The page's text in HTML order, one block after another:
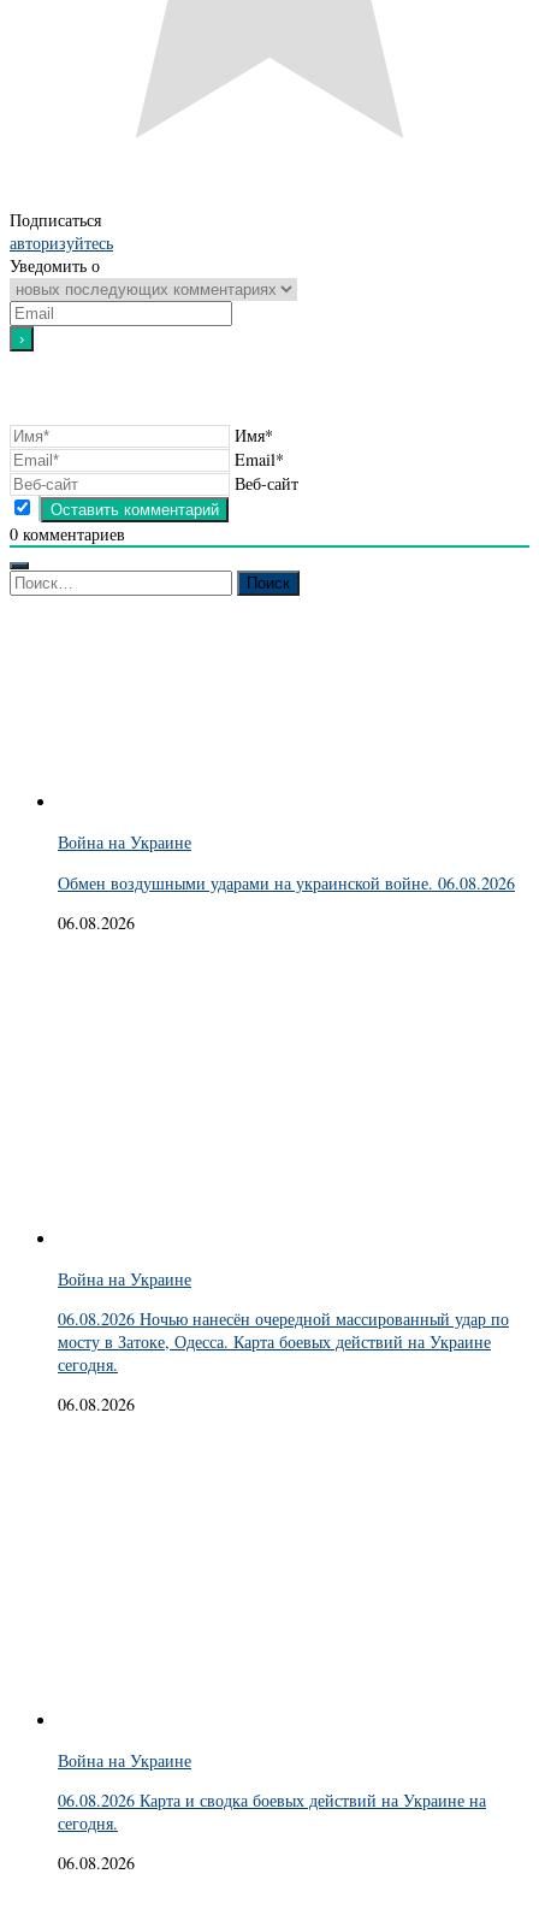
Подписаться
авторизуйтесь
Уведомить о
Имя*
Email*
Веб-сайт
0 комментариев
Найти:
Война на Украине
Обмен воздушными ударами на украинской войне. 06.08.2026
06.08.2026
Война на Украине
06.08.2026 Ночью нанесён очередной массированный удар по
мосту в Затоке, Одесса. Карта боевых действий на Украине
сегодня.
06.08.2026
Война на Украине
06.08.2026 Карта и сводка боевых действий на Украине на
сегодня.
06.08.2026